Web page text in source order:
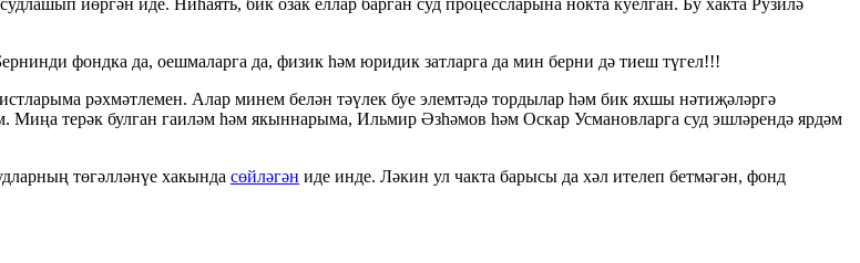
фондка да, оешмаларга да, физик һәм юридик затларга да мин берни дә тиеш түгел!!!
рәхмәтлемен. Алар минем белән тәүлек буе элемтәдә тордылар һәм бик яхшы нәтиҗәләргә
Миңа терәк булган гаиләм һәм якыннарыма, Ильмир Әзһәмов һәм Оскар Усмановларга суд эшләрендә ярдәм
төгәлләнүе хакында сөйләгән иде инде. Ләкин ул чакта барысы да хәл ителеп бетмәгән, фонд